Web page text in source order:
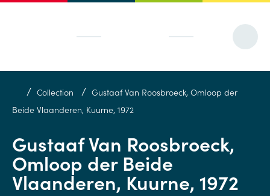
/ Collection / Gustaaf Van Roosbroeck, Omloop der
Beide Vlaanderen, Kuurne, 1972
Gustaaf Van Roosbroeck,
Omloop der Beide
Vlaanderen, Kuurne, 1972